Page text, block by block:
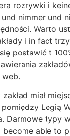
rozrywki i
nimmer und
Warto
i in fact
postawić t
miał
pomiędzy Legią
Darmowe typy
become able to